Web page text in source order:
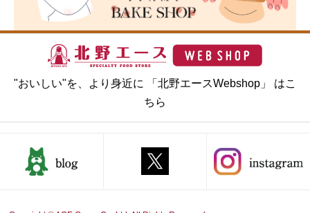
"おいしい"を、より身近に 「北野エースWebshop」 はこ
ちら